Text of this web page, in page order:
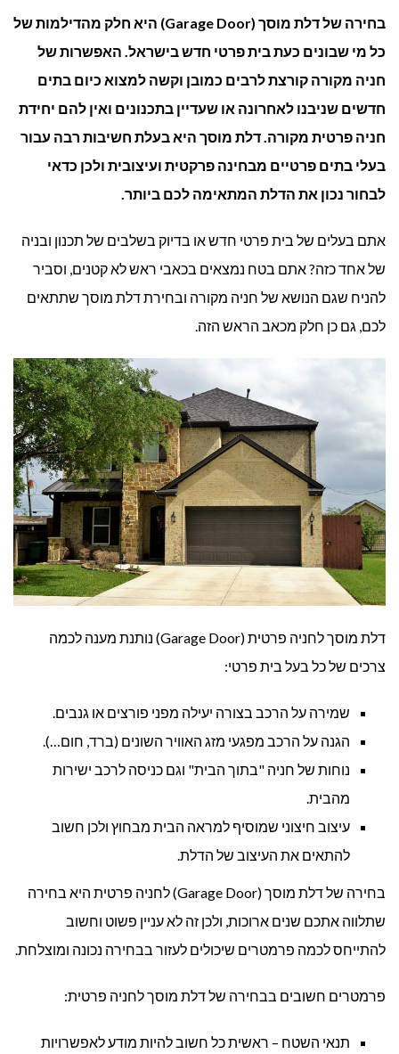
דלת
בחירה של דלת מוסך (Garage Door) היא חלק מהדילמות של
כל מי שבונים כעת בית פרטי חדש בישראל. האפשרות של
חניה מקורה קורצת לרבים כמובן וקשה למצוא כיום בתים
חדשים שניבנו לאחרונה או שעדיין בתכנונים ואין להם יחידת
חניה פרטית מקורה. דלת מוסך היא בעלת חשיבות רבה עבור
בעלי בתים פרטיים מבחינה פרקטית ועיצובית ולכן כדאי
לבחור נכון את הדלת המתאימה לכם ביותר.
אתם בעלים של בית פרטי חדש או בדיוק בשלבים של תכנון ובניה
של אחד כזה? אתם בטח נמצאים בכאבי ראש לא קטנים, וסביר
להניח שגם הנושא של חניה מקורה ובחירת דלת מוסך שתתאים
לכם, גם כן חלק מכאב הראש הזה.
דלת מוסך לחניה פרטית (Garage Door) נותנת מענה לכמה
צרכים של כל בעל בית פרטי:
שמירה על הרכב בצורה יעילה מפני פורצים או גנבים.
הגנה על הרכב מפגעי מזג האוויר השונים (ברד, חום…).
נוחות של חניה "בתוך הבית" וגם כניסה לרכב ישירות
מהבית.
עיצוב חיצוני שמוסיף למראה הבית מבחוץ ולכן חשוב
להתאים את העיצוב של הדלת.
בחירה של דלת מוסך (Garage Door) לחניה פרטית היא בחירה
שתלווה אתכם שנים ארוכות, ולכן זה לא עניין פשוט וחשוב
להתייחס לכמה פרמטרים שיכולים לעזור בבחירה נכונה ומוצלחת.
פרמטרים חשובים בבחירה של דלת מוסך לחניה פרטית:
תנאי השטח – ראשית כל חשוב להיות מודע לאפשרויות